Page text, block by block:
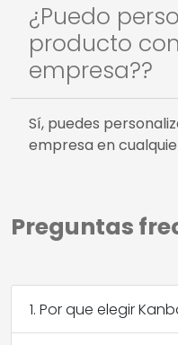
¿Puedo
producto
empresa??
Sí, puedes
empresa en
Preguntas
1. Por que elegir